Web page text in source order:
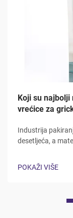
Koji su
vrećice za
Industrija
desetljeća, a
svježinom,
POKAŽI VIŠE